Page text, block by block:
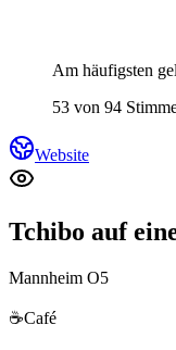
Am häufigsten
53 von 94
Website
Tchibo auf
Mannheim O5
☕Café